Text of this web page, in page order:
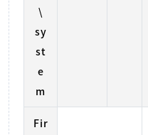
\
sy
st
e
m
Fir